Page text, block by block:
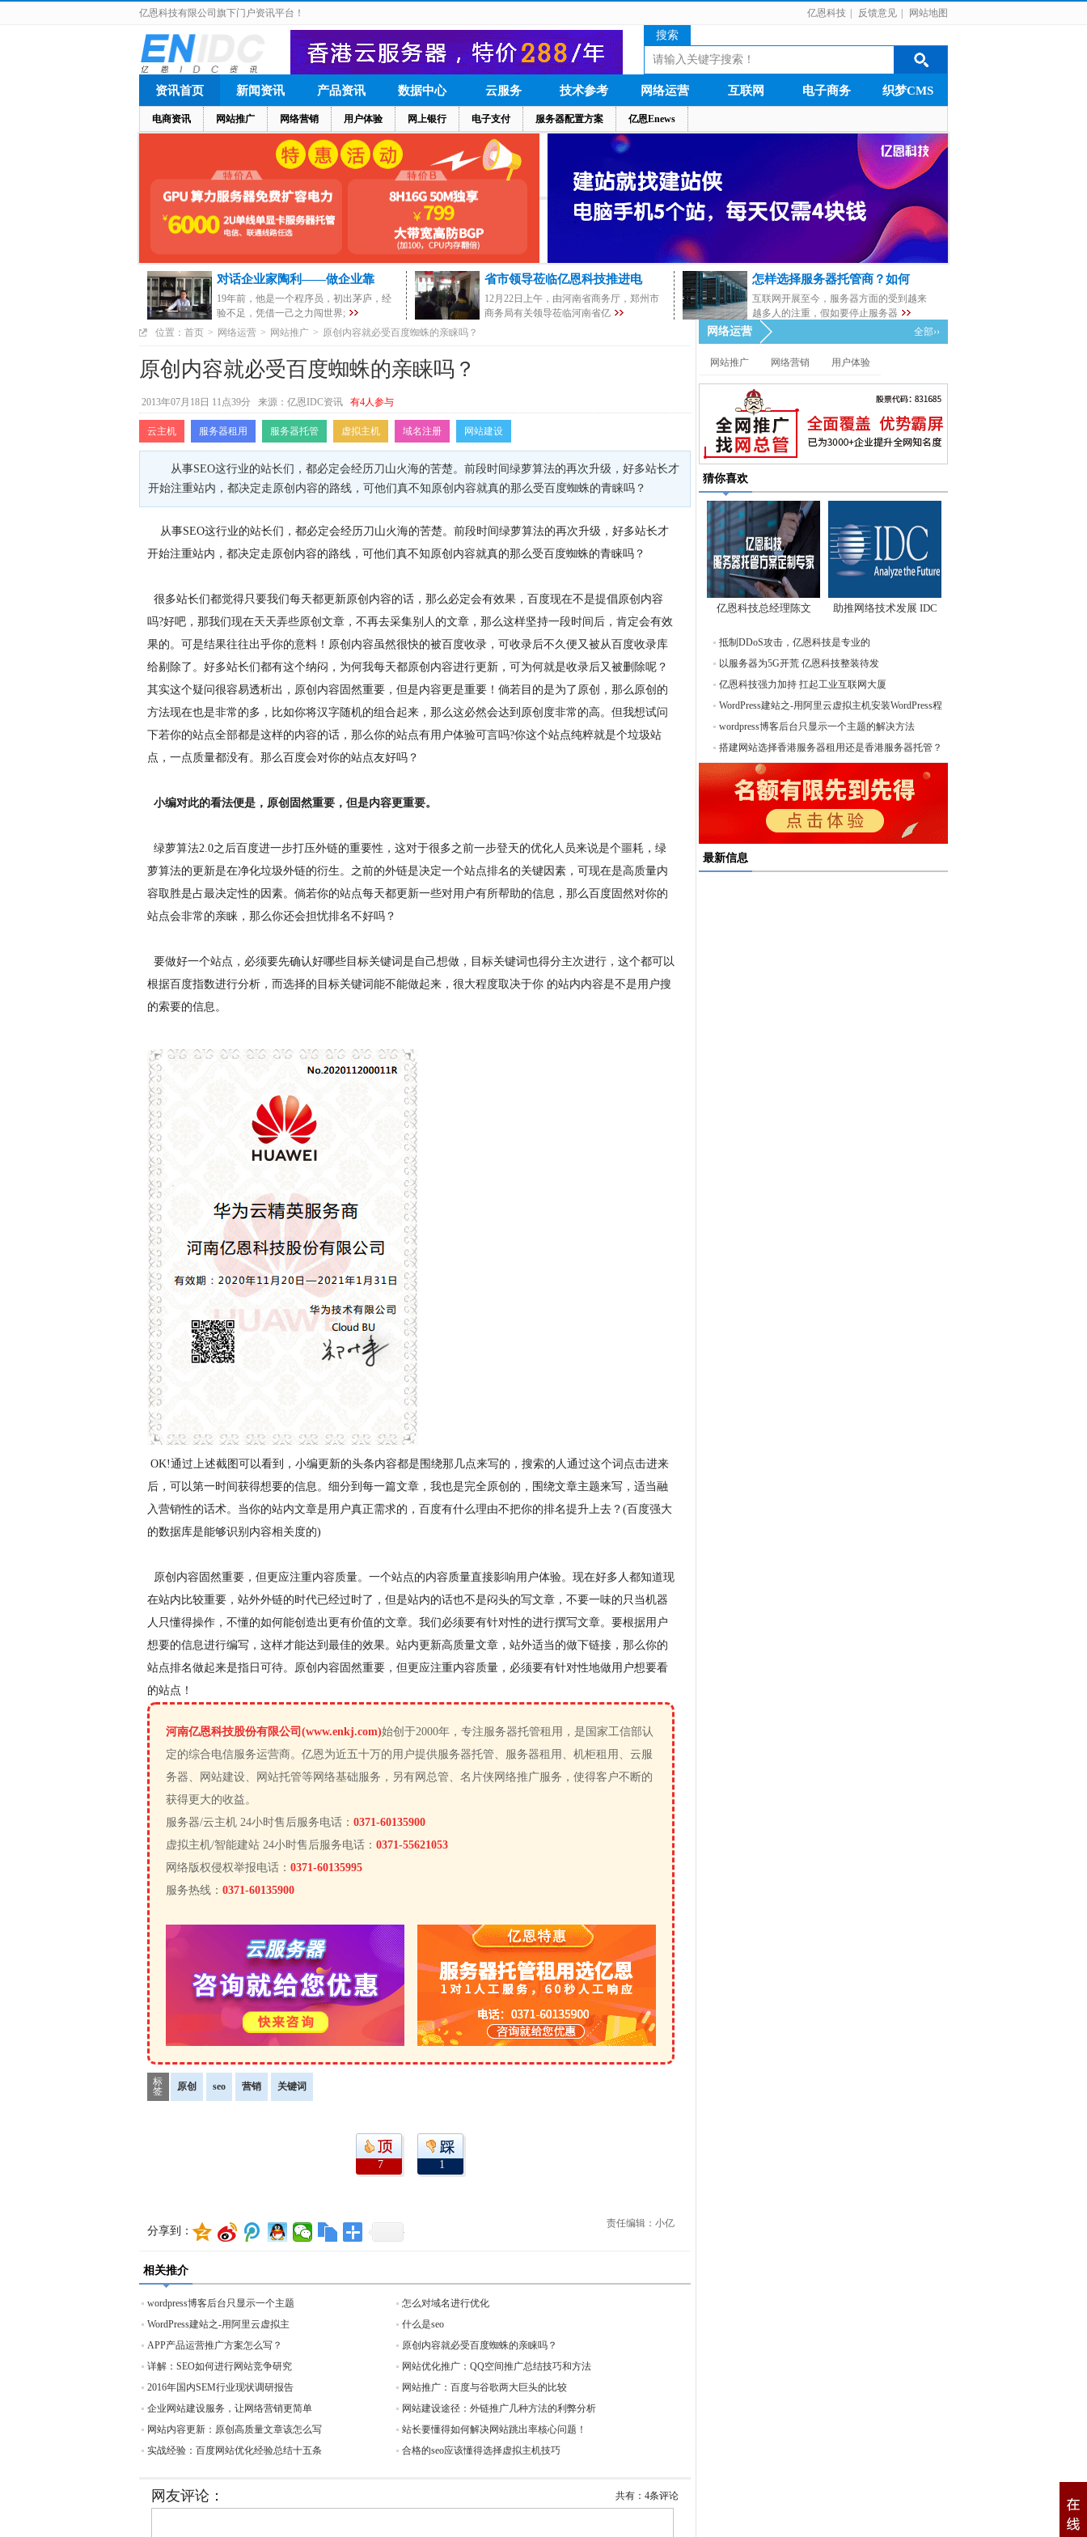
亿恩科技 反馈意见 网站地图
亿恩科技有限公司旗下门户资讯平台！
搜索
资讯首页
电商资讯 网站推广 网络营销 用户体验 网上银行 电子支付 服务器配置方案 亿恩Enews
新闻资讯 产品资讯 数据中心 云服务 技术参考 网络运营 互联网 电子商务 织梦CMS
对话企业家陶利——做企业靠
19年前，他是一个程序员，初出茅庐，经
验不足，凭借一己之力闯世界;
省市领导莅临亿恩科技推进电
12月22日上午，由河南省商务厅，郑州市
商务局有关领导莅临河南省亿
怎样选择服务器托管商？如何
互联网开展至今，服务器方面的受到越来
越多人的注重，假如要停止服务器
位置： 首页 > 网络运营 > 网站推广 > 原创内容就必受百度蜘蛛的亲睐吗？
原创内容就必受百度蜘蛛的亲睐吗？
2013年07月18日 11点39分 来源：亿恩IDC资讯 有4人参与
云主机 服务器租用 服务器托管 虚拟主机 域名注册 网站建设
从事SEO这行业的站长们，都必定会经历刀山火海的苦楚。前段时间绿萝算法的再次升级，好多站长才
开始注重站内，都决定走原创内容的路线，可他们真不知原创内容就真的那么受百度蜘蛛的青睐吗？
从事SEO这行业的站长们，都必定会经历刀山火海的苦楚。前段时间绿萝算法的再次升级，好多站长才
开始注重站内，都决定走原创内容的路线，可他们真不知原创内容就真的那么受百度蜘蛛的青睐吗？
很多站长们都觉得只要我们每天都更新原创内容的话，那么必定会有效果，百度现在不是提倡原创内容
吗?好吧，那我们现在天天弄些原创文章，不再去采集别人的文章，那么这样坚持一段时间后，肯定会有效
果的。可是结果往往出乎你的意料！原创内容虽然很快的被百度收录，可收录后不久便又被从百度收录库
给剔除了。好多站长们都有这个纳闷，为何我每天都原创内容进行更新，可为何就是收录后又被删除呢？
其实这个疑问很容易透析出，原创内容固然重要，但是内容更是重要！倘若目的是为了原创，那么原创的
方法现在也是非常的多，比如你将汉字随机的组合起来，那么这必然会达到原创度非常的高。但我想试问
下若你的站点全部都是这样的内容的话，那么你的站点有用户体验可言吗?你这个站点纯粹就是个垃圾站
点，一点质量都没有。那么百度会对你的站点友好吗？
小编对此的看法便是，原创固然重要，但是内容更重要。
绿萝算法2.0之后百度进一步打压外链的重要性，这对于很多之前一步登天的优化人员来说是个噩耗，绿
萝算法的更新是在净化垃圾外链的衍生。之前的外链是决定一个站点排名的关键因素，可现在是高质量内
容取胜是占最决定性的因素。倘若你的站点每天都更新一些对用户有所帮助的信息，那么百度固然对你的
站点会非常的亲睐，那么你还会担忧排名不好吗？
要做好一个站点，必须要先确认好哪些目标关键词是自己想做，目标关键词也得分主次进行，这个都可以
根据百度指数进行分析，而选择的目标关键词能不能做起来，很大程度取决于你 的站内内容是不是用户搜
的索要的信息。
OK!通过上述截图可以看到，小编更新的头条内容都是围绕那几点来写的，搜索的人通过这个词点击进来
后，可以第一时间获得想要的信息。细分到每一篇文章，我也是完全原创的，围绕文章主题来写，适当融
入营销性的话术。当你的站内文章是用户真正需求的，百度有什么理由不把你的排名提升上去？(百度强大
的数据库是能够识别内容相关度的)
原创内容固然重要，但更应注重内容质量。一个站点的内容质量直接影响用户体验。现在好多人都知道现
在站内比较重要，站外外链的时代已经过时了，但是站内的话也不是闷头的写文章，不要一味的只当机器
人只懂得操作，不懂的如何能创造出更有价值的文章。我们必须要有针对性的进行撰写文章。要根据用户
想要的信息进行编写，这样才能达到最佳的效果。站内更新高质量文章，站外适当的做下链接，那么你的
站点排名做起来是指日可待。原创内容固然重要，但更应注重内容质量，必须要有针对性地做用户想要看
的站点！
河南亿恩科技股份有限公司(www.enkj.com)始创于2000年，专注服务器托管租用，是国家工信部认
定的综合电信服务运营商。亿恩为近五十万的用户提供服务器托管、服务器租用、机柜租用、云服
务器、网站建设、网站托管等网络基础服务，另有网总管、名片侠网络推广服务，使得客户不断的
获得更大的收益。
服务器/云主机 24小时售后服务电话： 0371-60135900
虚拟主机/智能建站 24小时售后服务电话： 0371-55621053
网络版权侵权举报电话： 0371-60135995
服务热线： 0371-60135900
标
签
原创 seo 营销 关键词
7 1
分享到：
责任编辑：小亿
相关推介
wordpress博客后台只显示一个主题
WordPress建站之-用阿里云虚拟主
APP产品运营推广方案怎么写？
详解：SEO如何进行网站竞争研究
2016年国内SEM行业现状调研报告
企业网站建设服务，让网络营销更简单
网站内容更新：原创高质量文章该怎么写
实战经验：百度网站优化经验总结十五条
怎么对域名进行优化
什么是seo
原创内容就必受百度蜘蛛的亲睐吗？
网站优化推广：QQ空间推广总结技巧和方法
网站推广：百度与谷歌两大巨头的比较
网站建设途径：外链推广几种方法的利弊分析
站长要懂得如何解决网站跳出率核心问题！
合格的seo应该懂得选择虚拟主机技巧
共有：4条评论
网友评论：
网络运营 全部››
网站推广 网络营销 用户体验
猜你喜欢
亿恩科技总经理陈文
先
助推网络技术发展 IDC
抵制DDoS攻击，亿恩科技是专业的
以服务器为5G开荒 亿恩科技整装待发
亿恩科技强力加持 扛起工业互联网大厦
WordPress建站之-用阿里云虚拟主机安装WordPress程
序！
wordpress博客后台只显示一个主题的解决方法
搭建网站选择香港服务器租用还是香港服务器托管？
最新信息